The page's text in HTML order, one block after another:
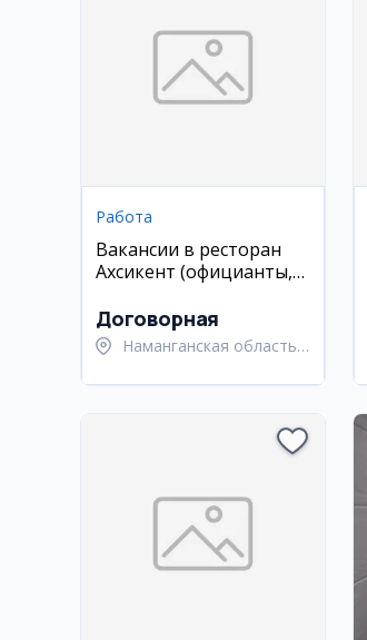
Работа
Вакансии в ресторан
Ахсикент (официанты,
Договорная
Наманганская область,